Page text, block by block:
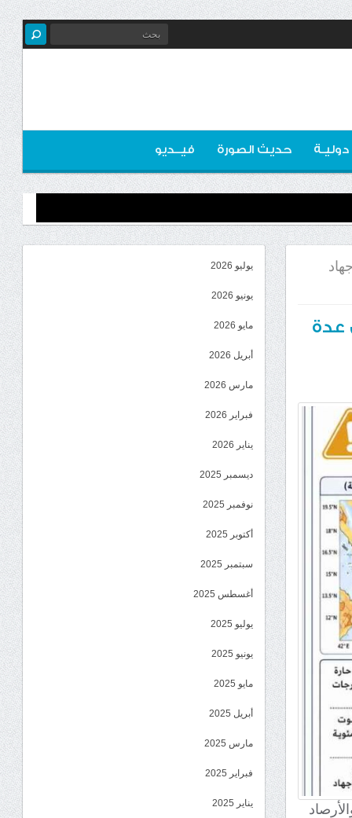
دوليـة حديث الصورة فيــديو
عدة
يوليو 2026
يونيو 2026
مايو 2026
أبريل 2026
مارس 2026
فبراير 2026
يناير 2026
ديسمبر 2025
نوفمبر 2025
أكتوبر 2025
سبتمبر 2025
أغسطس 2025
يوليو 2025
يونيو 2025
مايو 2025
أبريل 2025
مارس 2025
فبراير 2025
يناير 2025